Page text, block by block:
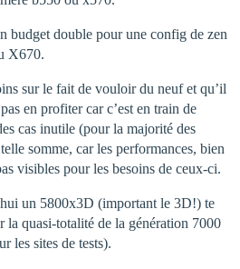
budget double pour une config de zen
X670.
sur le fait de vouloir du neuf et qu’il
en profiter car c’est en train de
cas inutile (pour la majorité des
somme, car les performances, bien
visibles pour les besoins de ceux-ci.
un 5800x3D (important le 3D!) te
la quasi-totalité de la génération 7000
les sites de tests).